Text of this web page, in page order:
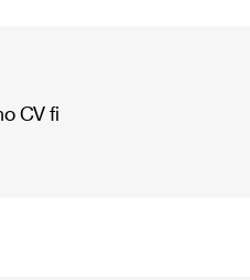
CV fi